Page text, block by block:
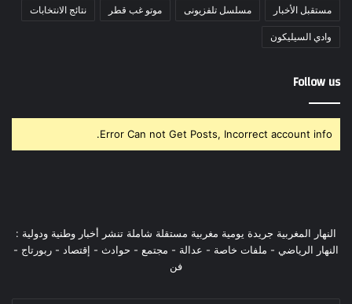
مستقبل الأخبار مسلسل تلفزيونى موتو غب قطر نتائج الانتخابات
وادي السيليكون
Follow us
Error Can not Get Posts, Incorrect account info.
النهار المغربية جريدة يومية مغربية مستقلة شاملة تنشر أخبار وطنية ودولية :
النهار الرياضي - ملفات خاصة - عدالة - مجتمع - حوادث - إقتصاد - ربورتاج -
فن